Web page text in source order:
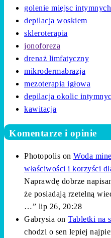
golenie miejsc intymnych
depilacja woskiem
skleroterapia
jonoforeza
drenaż limfatyczny
mikrodermabrazja
mezoterapia igłowa
depilacja okolic
kawitacja
Komentarze i opinie
Photopolis on Woda
właściwości i korzyści
Naprawdę dobrze
że posiadają rzetelną
…” lip 26, 20:28
Gabrysia on Tabletki na
chodzi o sen lepiej